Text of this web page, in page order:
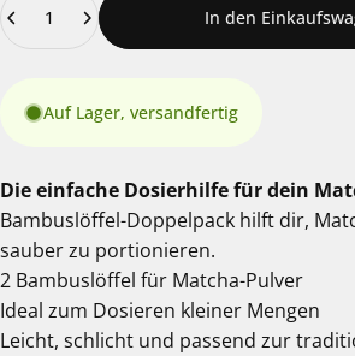
In den
Auf Lager, versandfertig
Die einfache Dosierhilfe für dein
Bambuslöffel-Doppelpack hilft dir,
sauber zu portionieren.
2 Bambuslöffel für Matcha-Pulver
Ideal zum Dosieren kleiner Mengen
Leicht, schlicht und passend zur